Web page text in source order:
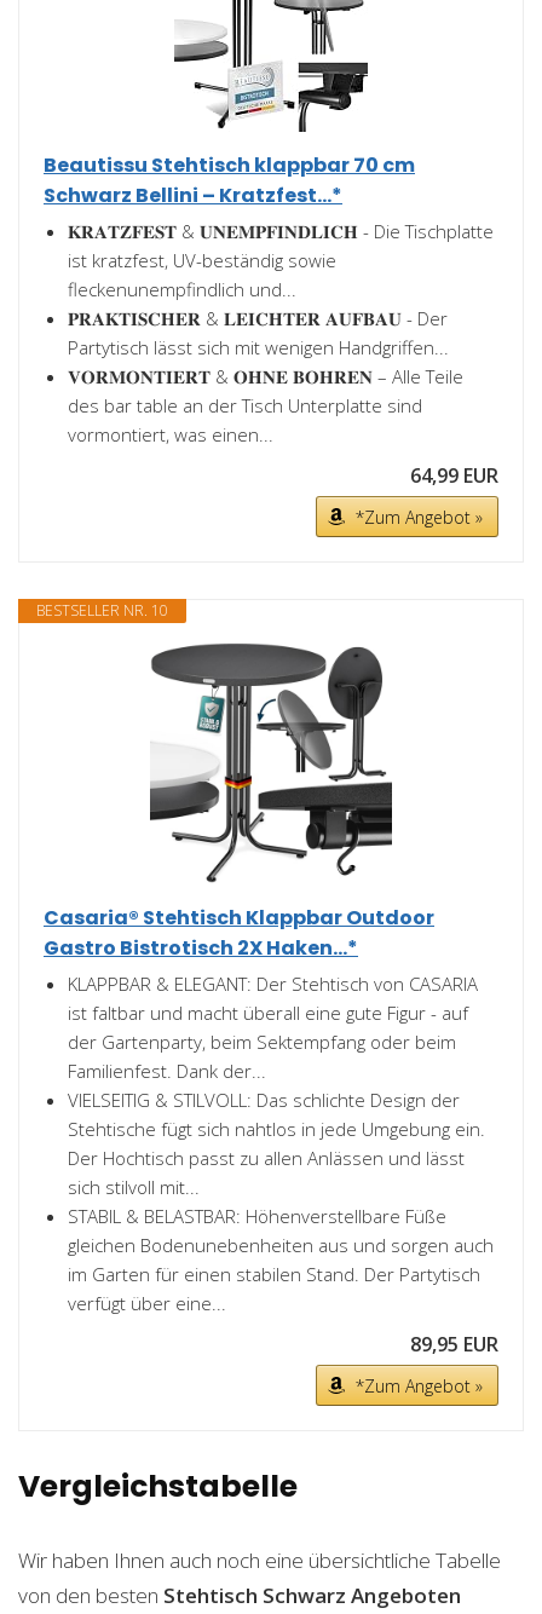
Beautissu Stehtisch klappbar 70 cm
Schwarz Bellini – Kratzfest...*
𝐊𝐑𝐀𝐓𝐙𝐅𝐄𝐒𝐓 & 𝐔𝐍𝐄𝐌𝐏𝐅𝐈𝐍𝐃𝐋𝐈𝐂𝐇 - Die Tischplatte
ist kratzfest, UV-beständig sowie
fleckenunempfindlich und...
𝐏𝐑𝐀𝐊𝐓𝐈𝐒𝐂𝐇𝐄𝐑 & 𝐋𝐄𝐈𝐂𝐇𝐓𝐄𝐑 𝐀𝐔𝐅𝐁𝐀𝐔 - Der
Partytisch lässt sich mit wenigen Handgriffen...
𝐕𝐎𝐑𝐌𝐎𝐍𝐓𝐈𝐄𝐑𝐓 & 𝐎𝐇𝐍𝐄 𝐁𝐎𝐇𝐑𝐄𝐍 – Alle Teile
des bar table an der Tisch Unterplatte sind
vormontiert, was einen...
64,99 EUR
*Zum Angebot »
BESTSELLER NR. 10
Casaria® Stehtisch Klappbar Outdoor
Gastro Bistrotisch 2X Haken...*
KLAPPBAR & ELEGANT: Der Stehtisch von CASARIA
ist faltbar und macht überall eine gute Figur - auf
der Gartenparty, beim Sektempfang oder beim
Familienfest. Dank der...
VIELSEITIG & STILVOLL: Das schlichte Design der
Stehtische fügt sich nahtlos in jede Umgebung ein.
Der Hochtisch passt zu allen Anlässen und lässt
sich stilvoll mit...
STABIL & BELASTBAR: Höhenverstellbare Füße
gleichen Bodenunebenheiten aus und sorgen auch
im Garten für einen stabilen Stand. Der Partytisch
verfügt über eine...
89,95 EUR
*Zum Angebot »
Vergleichstabelle
Wir haben Ihnen auch noch eine übersichtliche Tabelle
von den besten Stehtisch Schwarz Angeboten